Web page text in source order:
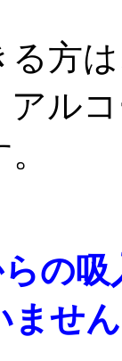
る方
ル
の
ません